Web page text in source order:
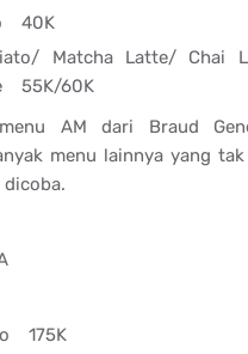
40K
Matcha Latte/ Chai
55K/60K
AM dari Braud
menu lainnya yang
175K